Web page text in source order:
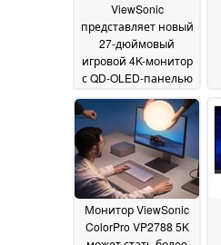
ViewSonic
представляет новый
27-дюймовый
игровой 4K-монитор
с QD-OLED-панелью
240 Гц и 100 Вт USB-
15 July 2025
Монитор ViewSonic
ColorPro VP2788 5K